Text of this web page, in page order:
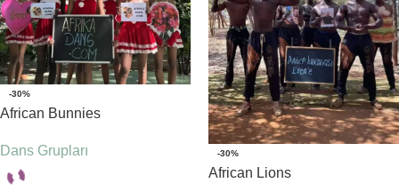
-30%
African Bunnies
Dans Grupları -30%
African Lions